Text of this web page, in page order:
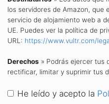
los servidores de Amazon, que
servicio de alojamiento web a
UE. Puedes ver la política de
URL: https://www.vultr.com/
Derechos » Podrás ejercer tus
rectificar, limitar y suprimir tus
He leído y acepto la